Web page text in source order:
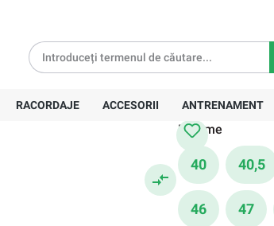
RACORDAJE ACCESORII ANTRENAMENT
667,90
Mărime
40 40,5
46 47